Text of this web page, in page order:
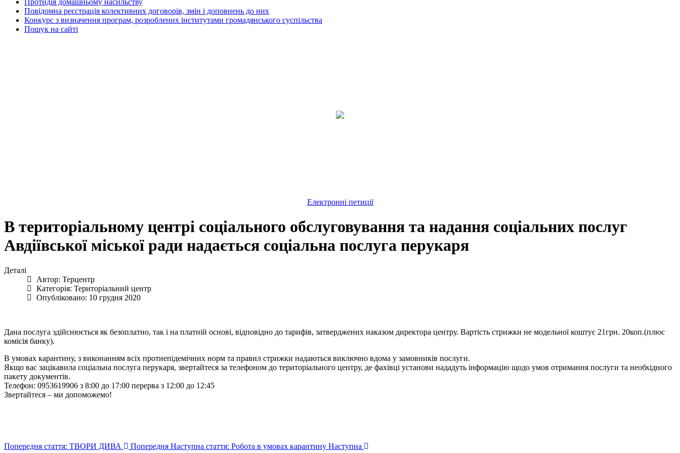
Протидія домашньому насильству
Повідомна реєстрація колективних договорів, змін і доповнень до них
Конкурс з визначення програм, розроблених інститутами громадянського суспільства
Пошук на сайті
Електронні петиції
В територіальному центрі соціального обслуговування та надання соціальних послуг
Авдіївської міської ради надається соціальна послуга перукаря
Деталі
Автор: Терцентр
Категорія: Територіальний центр
Опубліковано: 10 грудня 2020
Дана послуга здійснюється як безоплатно, так і на платній основі, відповідно до тарифів, затверджених наказом директора центру. Вартість стрижки не модельної коштує 21грн. 20коп.(плюс
комісія банку).
В умовах карантину, з виконанням всіх протиепідемічних норм та правил стрижки надаються виключно вдома у замовників послуги.
Якщо вас зацікавила соціальна послуга перукаря, звертайтеся за телефоном до територіального центру, де фахівці установи нададуть інформацію щодо умов отримання послуги та необхідного
пакету документів.
Телефон: 0953619906 з 8:00 до 17:00 перерва з 12:00 до 12:45
Звертайтеся – ми допоможемо!
Попередня стаття: ТВОРИ ДИВА Попередня Наступна стаття: Робота в умовах карантину Наступна